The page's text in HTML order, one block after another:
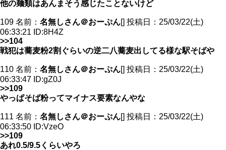
他の麺類はあんまそう感じたことないけど
109 名前： 名無しさん＠おーぷん[] 投稿日：25/03/22(土)
06:33:21 ID:8H4Z
>>104
戦犯は蕎麦粉2割ぐらいの逆二八蕎麦出してる様な駅そばや
110 名前： 名無しさん＠おーぷん[] 投稿日：25/03/22(土)
06:33:47 ID:gZ0J
>>109
やっぱそば粉ってマイナス要素なんやな
111 名前： 名無しさん＠おーぷん[] 投稿日：25/03/22(土)
06:33:50 ID:VzeO
>>109
あれ0.5/9.5くらいやろ